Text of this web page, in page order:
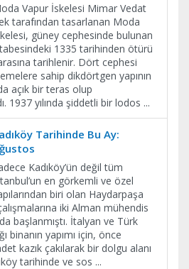
Vapur İskelesi Mimar Vedat
tarafından tasarlanan Moda
güney cephesinde bulunan
1335 tarihinden ötürü
tarihlenir. Dört cephesi
sahip dikdörtgen yapının
açık bir teras olup
1937 yılında şiddetli bir lodos ...
Tarihinde Bu Ay:
Kadıköy’ün değil tüm
en görkemli ve özel
biri olan Haydarpaşa
iki Alman mühendis
başlanmıştı. İtalyan ve Türk
binanın yapımı için, önce
kazık çakılarak bir dolgu alanı
tarihinde ve sos ...